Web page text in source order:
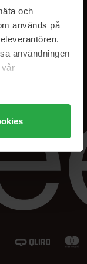
och
används på
användningen
Facebook
LinkedIn